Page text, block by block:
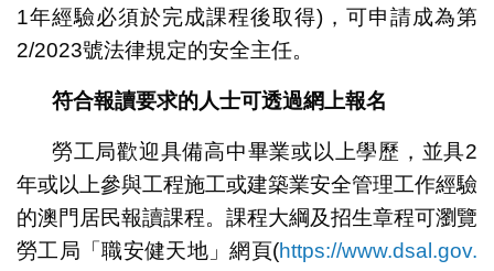
1年經驗必須於完成課程後取得)，可申請成為第
2/2023號法律規定的安全主任。
符合報讀要求的人士可透過網上報名
勞工局歡迎具備高中畢業或以上學歷，並具2
年或以上參與工程施工或建築業安全管理工作經驗
的澳門居民報讀課程。課程大綱及招生章程可瀏覽
勞工局「職安健天地」網頁(https://www.dsal.gov.